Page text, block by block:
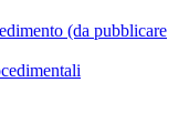
(da pubblicare